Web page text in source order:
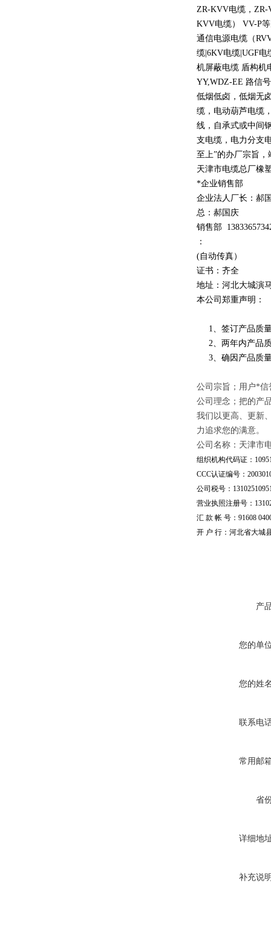
ZR-KVV电缆， ZR-
KVV电缆） VV-P
通信电源电缆（
缆 |6KV电缆 |UGF电
机屏蔽电缆 盾构机
YY,WDZ-EE 路信
低烟低卤，低烟无
缆，电动葫芦电缆
线，自承式或中间
支电缆，电力分支
至上”的办厂宗旨，
天津市电缆总厂橡
*企业销售部
企业法人厂长：郝
总：郝国庆
销售部 13833
：
(自动传真）
证书：齐全
地址：河北大城演
本公司郑重声明：
1、签订产品质量
2、两年内产品质
3、确因产品质量
公司宗旨；用户*
公司理念；把的产
我们以更高、更新
力追求您的满意。
公司名称：天津市
组织机构代码证：
CCC认证编号：
公司税号：
营业执照注册号：
汇 款 帐 号：91608
开 户 行：河北省大城
产
您的单
您的姓
联系电
常用邮
省
详细地
补充说